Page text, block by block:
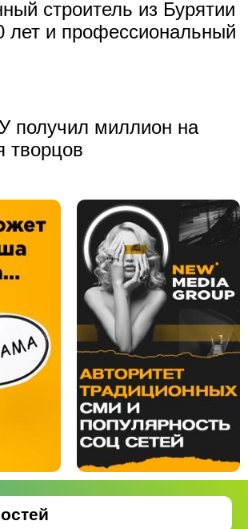
строитель из Бурятии
лет и профессиональный
получил миллион на
творцов